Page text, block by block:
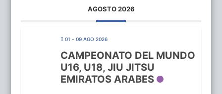
AGOSTO 2026
01 - 09 AGO 2026
CAMPEONATO DEL MUNDO
U16, U18, JIU JITSU
EMIRATOS ARABES